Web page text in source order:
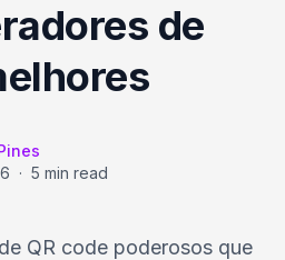
de
· 5 min read
QR code poderosos que